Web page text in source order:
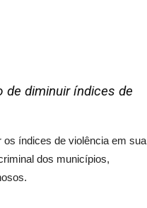
de diminuir índices de
os índices de violência em sua
dos municípios,